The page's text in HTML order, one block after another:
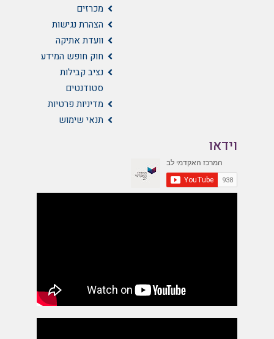
מכרזים
הצהרת נגישות
וועדת אתיקה
חוק חופש המידע
נציב קבילות
סטודנטים
מדיניות פרטיות
תנאי שימוש
וידאו